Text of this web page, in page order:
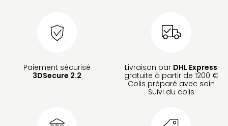
Paiement sécurisé
3DSecure 2.2
Livraison par DHL Express
gratuite à partir de 1200 €
Colis préparé avec soin
Suivi du colis